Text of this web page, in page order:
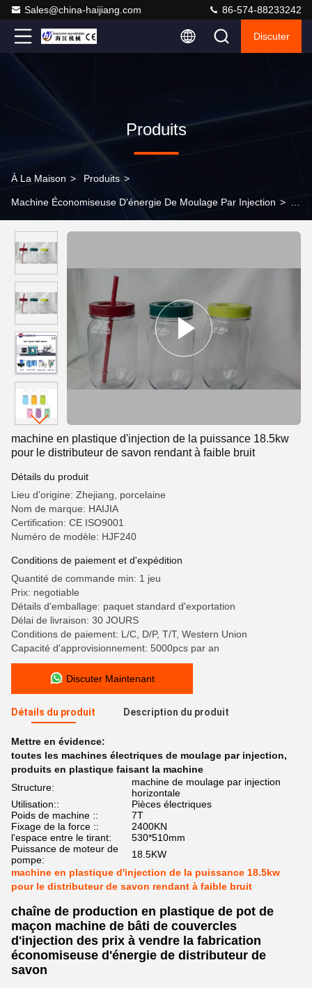
Sales@china-haijiang.com 86-574-88233242
Discuter
Produits
À La Maison > Produits >
Machine Économiseuse D'énergie De Moulage Par Injection >
distributeur de savon rendant à faible bruit
machine en plastique d'injection de la puissance 18.5kw
pour le distributeur de savon rendant à faible bruit
Détails du produit
Lieu d'origine: Zhejiang, porcelaine
Nom de marque: HAIJIA
Certification: CE ISO9001
Numéro de modèle: HJF240
Conditions de paiement et d'expédition
Quantité de commande min: 1 jeu
Prix: negotiable
Détails d'emballage: paquet standard d'exportation
Délai de livraison: 30 JOURS
Conditions de paiement: L/C, D/P, T/T, Western Union
Capacité d'approvisionnement: 5000pcs par an
Discuter Maintenant
Détails du produit Description du produit
Mettre en évidence:
toutes les machines électriques de moulage par injection,
produits en plastique faisant la machine
Structure:
machine de moulage par injection
horizontale
Utilisation::
Pièces électriques
Poids de machine ::
7T
Fixage de la force ::
2400KN
l'espace entre le tirant:
530*510mm
Puissance de moteur de
pompe:
18.5KW
machine en plastique d'injection de la puissance 18.5kw
pour le distributeur de savon rendant à faible bruit
chaîne de production en plastique de pot de
maçon machine de bâti de couvercles
d'injection des prix à vendre la fabrication
économiseuse d'énergie de distributeur de
savon